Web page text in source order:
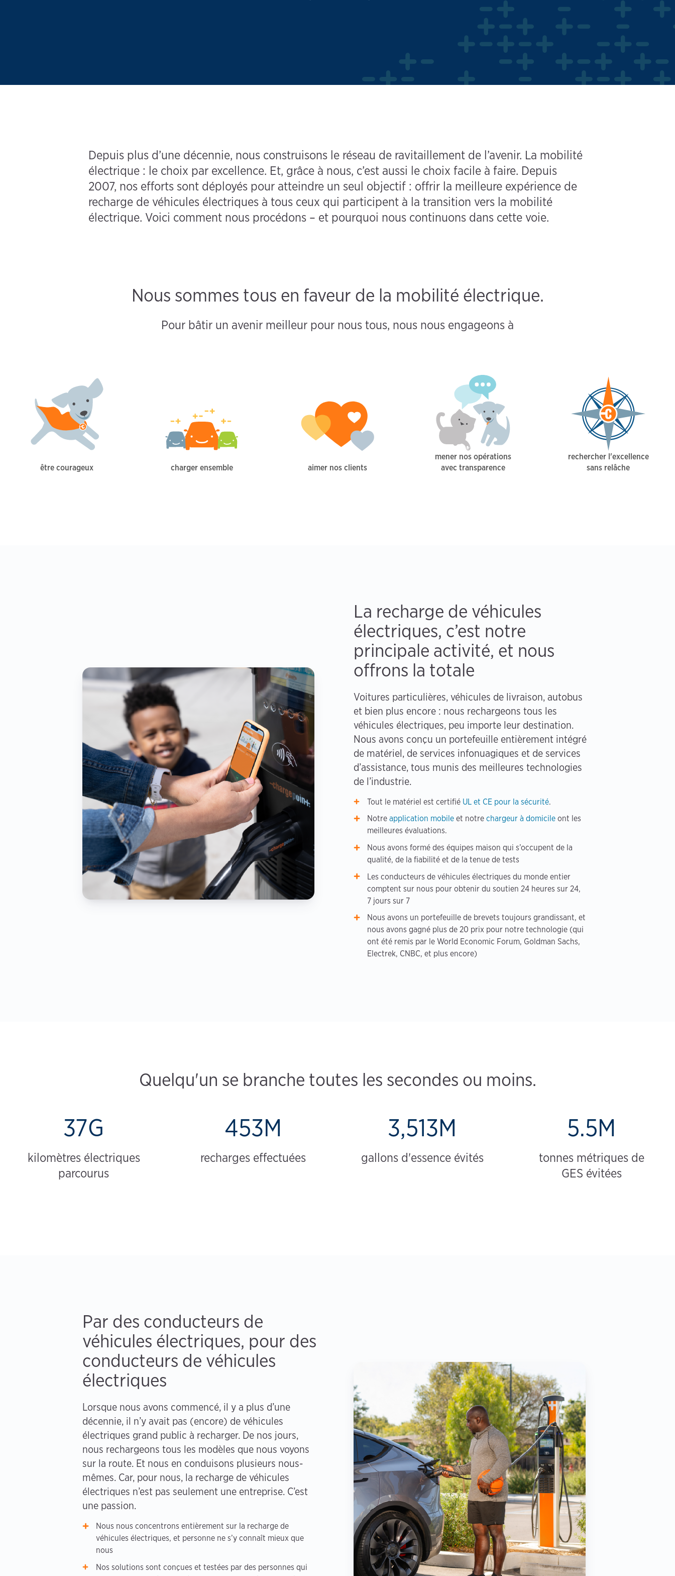
Depuis plus d’une décennie, nous construisons le réseau de ravitaillement de l’avenir. La mobilité
électrique : le choix par excellence. Et, grâce à nous, c’est aussi le choix facile à faire. Depuis
2007, nos efforts sont déployés pour atteindre un seul objectif : offrir la meilleure expérience de
recharge de véhicules électriques à tous ceux qui participent à la transition vers la mobilité
électrique. Voici comment nous procédons – et pourquoi nous continuons dans cette voie.
Nous sommes tous en faveur de la mobilité électrique.
Pour bâtir un avenir meilleur pour nous tous, nous nous engageons à
être courageux charger ensemble aimer nos clients
mener nos opérations
avec transparence
rechercher l'excellence
sans relâche
La recharge de véhicules
électriques, c’est notre
principale activité, et nous
offrons la totale
Voitures particulières, véhicules de livraison, autobus
et bien plus encore : nous rechargeons tous les
véhicules électriques, peu importe leur destination.
Nous avons conçu un portefeuille entièrement intégré
de matériel, de services infonuagiques et de services
d’assistance, tous munis des meilleures technologies
de l’industrie.
Tout le matériel est certifié UL et CE pour la sécurité.
Notreapplication mobile et notrechargeur à domicile ont les
meilleures évaluations.
Nous avons formé des équipes maison qui s’occupent de la
qualité, de la fiabilité et de la tenue de tests
Les conducteurs de véhicules électriques du monde entier
comptent sur nous pour obtenir du soutien 24 heures sur 24,
7 jours sur 7
Nous avons un portefeuille de brevets toujours grandissant, et
nous avons gagné plus de 20 prix pour notre technologie (qui
ont été remis par le World Economic Forum, Goldman Sachs,
Electrek, CNBC, et plus encore)
Quelqu'un se branche toutes les secondes ou moins.
37G
kilomètres électriques
parcourus
453M
recharges effectuées
3,513M
gallons d'essence évités
5.5M
tonnes métriques de
GES évitées
Par des conducteurs de
véhicules électriques, pour des
conducteurs de véhicules
électriques
Lorsque nous avons commencé, il y a plus d’une
décennie, il n’y avait pas (encore) de véhicules
électriques grand public à recharger. De nos jours,
nous rechargeons tous les modèles que nous voyons
sur la route. Et nous en conduisons plusieurs nous-
mêmes. Car, pour nous, la recharge de véhicules
électriques n’est pas seulement une entreprise. C’est
une passion.
Nous nous concentrons entièrement sur la recharge de
véhicules électriques, et personne ne s’y connaît mieux que
nous
Nos solutions sont conçues et testées par des personnes qui